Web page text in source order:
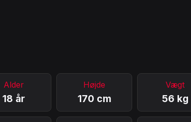
Alder
18 år
Højde
170 cm
Vægt
56 kg